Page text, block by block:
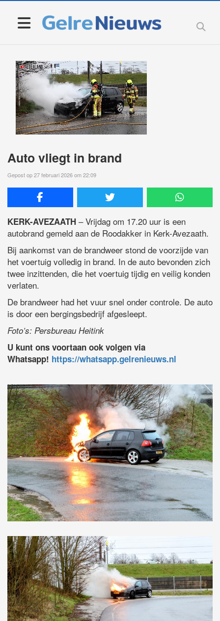
Auto vliegt in brand
Gepost op 27 februari 2026 om 22:09
KERK-AVEZAATH – Vrijdag om 17.20 uur is een
autobrand gemeld aan de Roodakker in Kerk-Avezaath.
Bij aankomst van de brandweer stond de voorzijde van
het voertuig volledig in brand. In de auto bevonden zich
twee inzittenden, die het voertuig tijdig en veilig konden
verlaten.
De brandweer had het vuur snel onder controle. De auto
is door een bergingsbedrijf afgesleept.
Foto’s: Persbureau Heitink
U kunt ons voortaan ook volgen via
Whatsapp! https://whatsapp.gelrenieuws.nl